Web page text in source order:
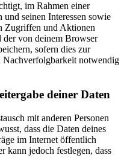
im Rahmen einer
und seinen Interessen sowie
Zugriffen und Aktionen
der von deinem Browser
sofern dies zur
Nachverfolgbarkeit notwendig
deiner Daten
mit anderen Personen
dass die Daten deines
im Internet öffentlich
kann jedoch festlegen, dass